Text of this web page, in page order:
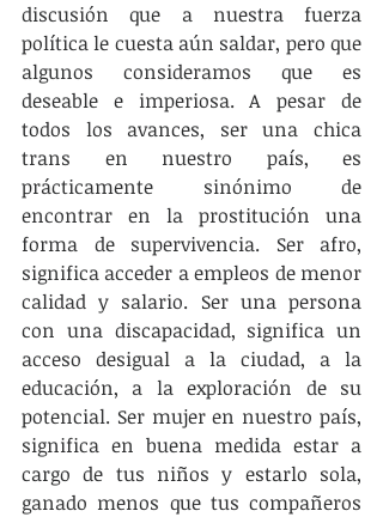
discusión que a nuestra fuerza
política le cuesta aún saldar, pero que
algunos consideramos que es
deseable e imperiosa. A pesar de
todos los avances, ser una chica
trans en nuestro país, es
prácticamente sinónimo de
encontrar en la prostitución una
forma de supervivencia. Ser afro,
significa acceder a empleos de menor
calidad y salario. Ser una persona
con una discapacidad, significa un
acceso desigual a la ciudad, a la
educación, a la exploración de su
potencial. Ser mujer en nuestro país,
significa en buena medida estar a
cargo de tus niños y estarlo sola,
ganado menos que tus compañeros